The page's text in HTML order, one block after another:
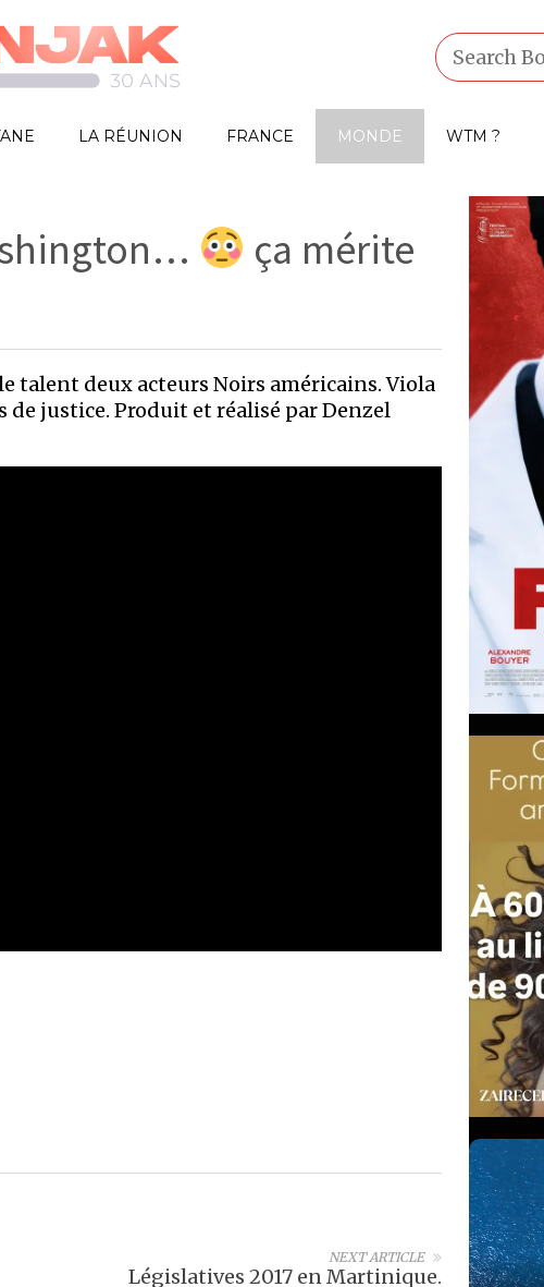
LA RÉUNION FRANCE MONDE WTM ?
ça mérite
talent deux acteurs Noirs américains. Viola
de justice. Produit et réalisé par Denzel
NEXT ARTICLE
Législatives 2017 en Martinique.